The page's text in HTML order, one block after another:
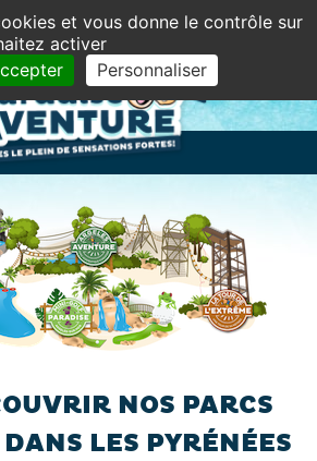
NOS PARCS
LES PYRÉNÉES
cookieset vous donne le contrôle sur
activer
Personnaliser